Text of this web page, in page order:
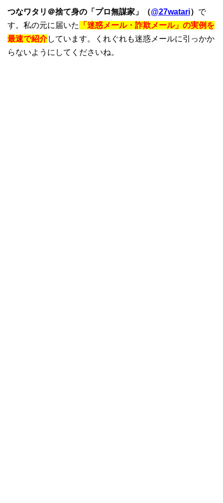
つなワタリ＠捨て身の「プロ無謀家」（@27watari） で
す。私の元に届いた
「迷惑メール・詐欺メール」の実例を
最速で紹介しています。くれぐれも迷惑メールに引っかか
らないようにしてくださいね。